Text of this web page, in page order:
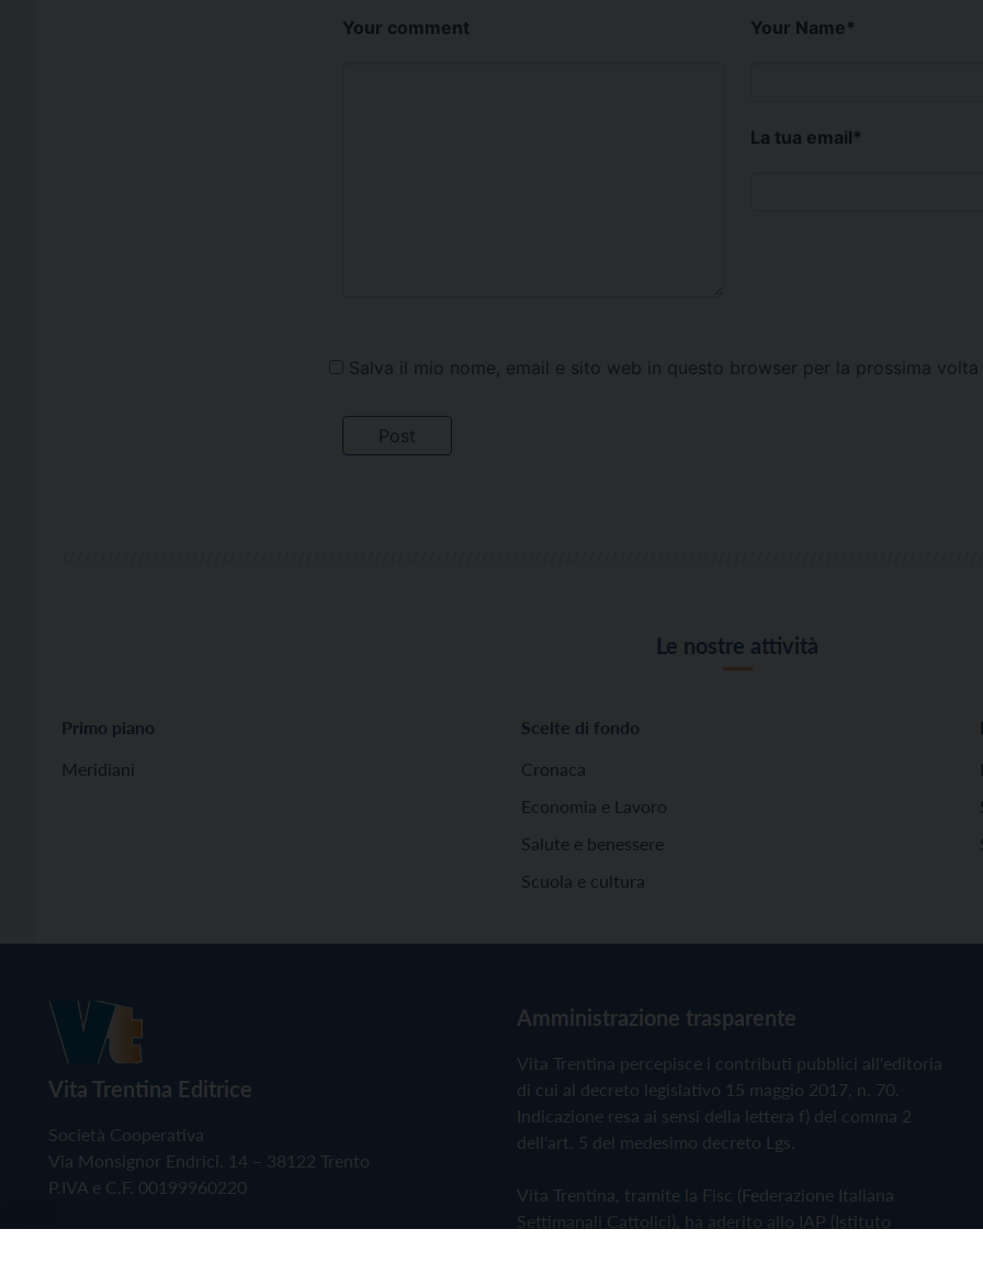
Your comment Your Name*
La tua email*
Salva il mio nome, email e sito web in questo browser per la prossima
Le nostre attività
Primo piano
Meridiani
Scelte di fondo
Cronaca
Economia e Lavoro
Salute e benessere
Scuola e cultura
Vita Trentina Editrice
Società Cooperativa
Via Monsignor Endrici, 14 – 38122 Trento
P.IVA e C.F. 00199960220
Amministrazione trasparente
Vita Trentina percepisce i contributi pubblici all'editoria
di cui al decreto legislativo 15 maggio 2017, n. 70.
Indicazione resa ai sensi della lettera f) del comma 2
dell'art. 5 del medesimo decreto Lgs.
Vita Trentina, tramite la Fisc (Federazione Italiana
Settimanali Cattolici), ha aderito allo IAP (Istituto